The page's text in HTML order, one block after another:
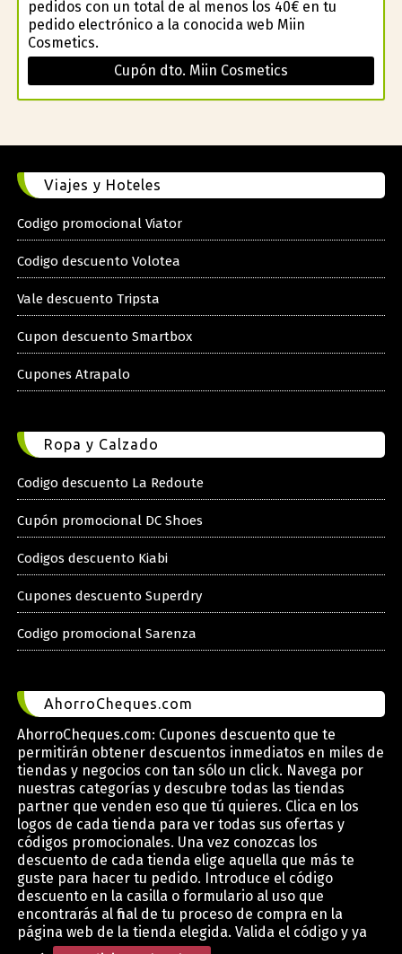
pedidos con un total de al menos los 40€ en tu
pedido electrónico a la conocida web Miin
Cosmetics.
Cupón dto. Miin Cosmetics
Viajes y Hoteles
Codigo promocional Viator
Codigo descuento Volotea
Vale descuento Tripsta
Cupon descuento Smartbox
Cupones Atrapalo
Ropa y Calzado
Codigo descuento La Redoute
Cupón promocional DC Shoes
Codigos descuento Kiabi
Cupones descuento Superdry
Codigo promocional Sarenza
AhorroCheques.com
AhorroCheques.com: Cupones descuento que te
permitirán obtener descuentos inmediatos en miles de
tiendas y negocios con tan sólo un click. Navega por
nuestras categorías y descubre todas las tiendas
partner que venden eso que tú quieres. Clica en los
logos de cada tienda para ver todas sus ofertas y
códigos promocionales. Una vez conozcas los
descuento de cada tienda elige aquella que más te
guste para hacer tu pedido. Introduce el código
descuento en la casilla o formulario al uso que
encontrarás al final de tu proceso de compra en la
página web de la tienda elegida. Valida el código y ya